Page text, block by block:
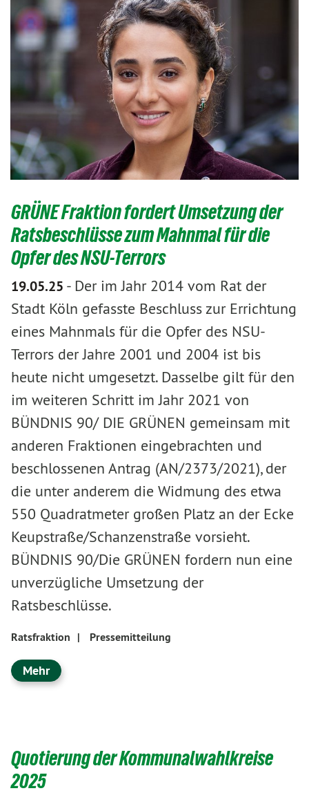
GRÜNE Fraktion fordert Umsetzung der
Ratsbeschlüsse zum Mahnmal für die
Opfer des NSU-Terrors
19.05.25 - Der im Jahr 2014 vom Rat der
Stadt Köln gefasste Beschluss zur Errichtung
eines Mahnmals für die Opfer des NSU-
Terrors der Jahre 2001 und 2004 ist bis
heute nicht umgesetzt. Dasselbe gilt für den
im weiteren Schritt im Jahr 2021 von
BÜNDNIS 90/ DIE GRÜNEN gemeinsam mit
anderen Fraktionen eingebrachten und
beschlossenen Antrag (AN/2373/2021), der
die unter anderem die Widmung des etwa
550 Quadratmeter großen Platz an der Ecke
Keupstraße/Schanzenstraße vorsieht.
BÜNDNIS 90/Die GRÜNEN fordern nun eine
unverzügliche Umsetzung der
Ratsbeschlüsse.
Ratsfraktion | Pressemitteilung
Mehr
Quotierung der Kommunalwahlkreise
2025